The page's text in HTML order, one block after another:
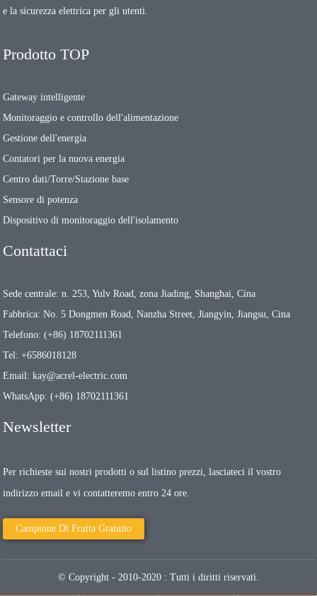
e la sicurezza elettrica per gli utenti.
Prodotto TOP
Gateway intelligente
Monitoraggio e controllo dell'alimentazione
Gestione dell'energia
Contatori per la nuova energia
Centro dati/Torre/Stazione base
Sensore di potenza
Dispositivo di monitoraggio dell'isolamento
Contattaci
Sede centrale: n. 253, Yulv Road, zona Jiading, Shanghai, Cina
Fabbrica: No. 5 Dongmen Road, Nanzha Street, Jiangyin, Jiangsu, Cina
Telefono: (+86) 18702111361
Tel: +6586018128
Email: kay@acrel-electric.com
WhatsApp: (+86) 18702111361
Newsletter
Per richieste sui nostri prodotti o sul listino prezzi, lasciateci il vostro
indirizzo email e vi contatteremo entro 24 ore.
Campione Di Frutta Gratuito
© Copyright - 2010-2020 : Tutti i diritti riservati.